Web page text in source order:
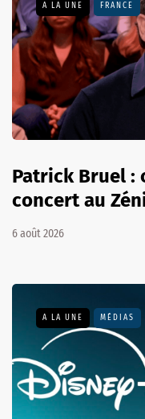
A LA UNE FRANCE
Patrick Bruel :
concert au
6 août 2026
A LA UNE MÉDIAS